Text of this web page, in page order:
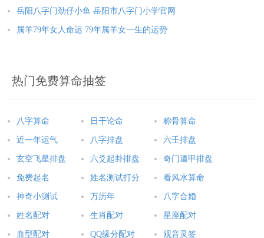
岳阳八字门劲仔小鱼 岳阳市八字门小学官网
属羊79年女人命运 79年属羊女一生的运势
热门免费算命抽签
八字算命 日干论命 称骨算命
近一年运气 八字排盘 六壬排盘
玄空飞星排盘 六爻起卦排盘 奇门遁甲排盘
免费起名 姓名测试打分 看风水算命
神奇小测试 万历年 八字合婚
姓名配对 生肖配对 星座配对
血型配对 QQ缘分配对 观音灵签